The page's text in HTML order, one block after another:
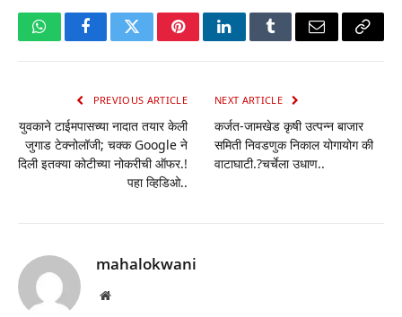
WhatsAppFacebookTwitterPinterestLinkedInTumblrEmail Copy
PREVIOUS ARTICLE
युवकाने टाईमपासच्या नादात तयार केली
जुगाड टेक्नोलॉजी; चक्क Google ने
दिली इतक्या कोटीच्या नोकरीची ऑफर.!
पहा व्हिडिओ..
NEXT ARTICLE
कर्जत-जामखेड कृषी उत्पन्न बाजार
समिती निवडणुक निकाल योगायोग की
वाटाघाटी.?चर्चेला उधाण..
mahalokwani
Website